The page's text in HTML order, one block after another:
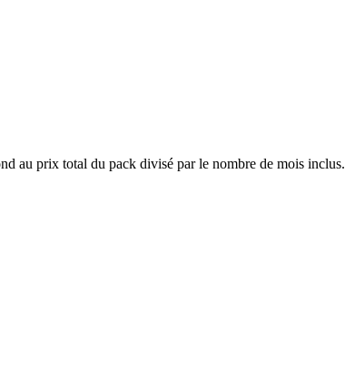
au prix total du pack divisé par le nombre de mois inclus.